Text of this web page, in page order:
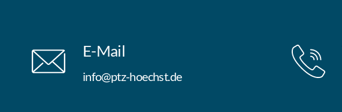
E-Mail
info@ptz-hoechst.de